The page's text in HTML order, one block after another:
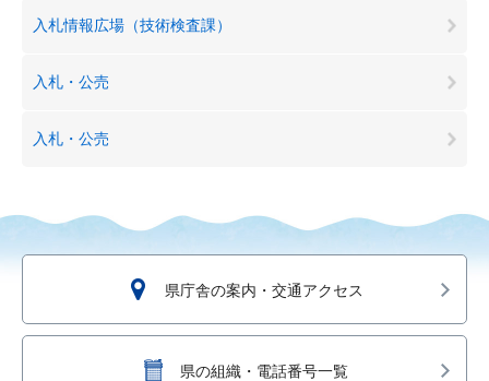
入札情報広場（技術検査課）
入札・公売
入札・公売
県庁舎の案内・交通アクセス
県の組織・電話番号一覧